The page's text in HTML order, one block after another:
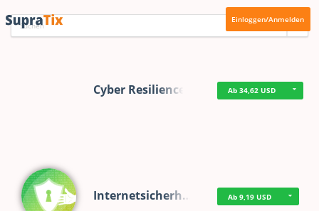
Einloggen/Anmelden
Cyber Resilience Ab 34,62 USD
Internetsicherh… Ab 9,19 USD